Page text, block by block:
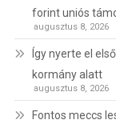
forint uniós
augusztus 8, 2026
Így nyerte el
kormány alatt
augusztus 8, 2026
Fontos meccs